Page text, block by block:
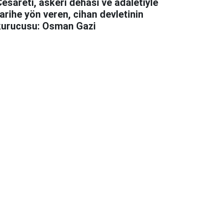
askeri dehası ve adaletiyle
yön veren, cihan devletinin
Osman Gazi